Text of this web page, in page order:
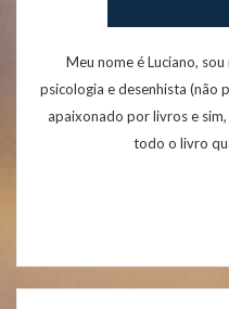
Meu nome é Luciano,
psicologia e desenhista (não
apaixonado por livros e
todo o livro